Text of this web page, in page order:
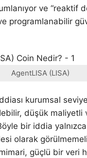
ve “reaktif
programlanabilir
AgentLISA (LISA)
kurumsal
düşük maliyetli
bir iddia
olarak
güçlü bir veri